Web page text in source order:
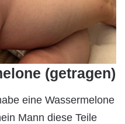
(getragen)
eine Wassermelone
Mann diese Teile